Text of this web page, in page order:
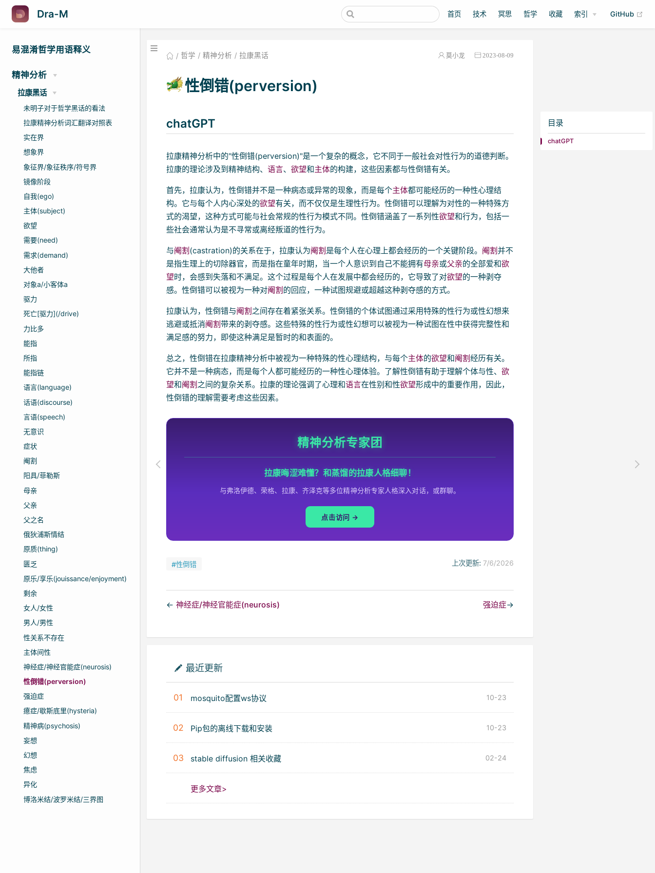
Dra-M 首页 技术 冥思 哲学 收藏 索引 GitHub
易混淆哲学用语释义
精神分析
拉康黑话
未明子对于哲学黑话的看法
拉康精神分析词汇翻译对照表
实在界
想象界
象征界/象征秩序/符号界
镜像阶段
自我(ego)
主体(subject)
欲望
需要(need)
需求(demand)
大他者
对象a/小客体a
驱力
死亡[驱力](/drive)
力比多
能指
所指
能指链
语言(language)
话语(discourse)
言语(speech)
无意识
症状
阉割
阳具/菲勒斯
母亲
父亲
父之名
俄狄浦斯情结
原质(thing)
匮乏
原乐/享乐(jouissance/enjoyment)
剩余
女人/女性
男人/男性
性关系不存在
主体间性
神经症/神经官能症(neurosis)
性倒错(perversion)
强迫症
癔症/歇斯底里(hysteria)
精神病(psychosis)
妄想
幻想
焦虑
异化
博洛米结/波罗米结/三界图
哲学 精神分析 拉康黑话 莫小龙 2023-08-09
目录
chatGPT
性倒错(perversion)
chatGPT
拉康精神分析中的"性倒错(perversion)"是一个复杂的概念，它不同于一般社会对性行为的道德判断。
拉康的理论涉及到精神结构、 语言、 欲望和主体的构建，这些因素都与性倒错有关。
首先，拉康认为，性倒错并不是一种病态或异常的现象，而是每个主体都可能经历的一种性心理结
构。它与每个人内心深处的欲望有关，而不仅仅是生理性行为。性倒错可以理解为对性的一种特殊方
式的渴望，这种方式可能与社会常规的性行为模式不同。性倒错涵盖了一系列性欲望和行为，包括一
些社会通常认为是不寻常或离经叛道的性行为。
与阉割 (castration)的关系在于，拉康认为阉割 是每个人在心理上都会经历的一个关键阶段。 阉割 并不
是指生理上的切除器官，而是指在童年时期，当一个人意识到自己不能拥有母亲或父亲的全部爱和欲
望时，会感到失落和不满足。这个过程是每个人在发展中都会经历的，它导致了对欲望的一种剥夺
感。性倒错可以被视为一种对阉割 的回应，一种试图规避或超越这种剥夺感的方式。
拉康认为，性倒错与阉割 之间存在着紧张关系。性倒错的个体试图通过采用特殊的性行为或性幻想来
逃避或抵消阉割 带来的剥夺感。这些特殊的性行为或性幻想可以被视为一种试图在性中获得完整性和
满足感的努力，即使这种满足是暂时的和表面的。
总之，性倒错在拉康精神分析中被视为一种特殊的性心理结构，与每个主体的欲望和阉割 经历有关。
它并不是一种病态，而是每个人都可能经历的一种性心理体验。了解性倒错有助于理解个体与性、 欲
望和阉割 之间的复杂关系。拉康的理论强调了心理和语言在性别和性欲望形成中的重要作用，因此，
性倒错的理解需要考虑这些因素。
精神分析专家团
拉康晦涩难懂？和蒸馏的拉康人格细聊！
与弗洛伊德、荣格、拉康、齐泽克等多位精神分析专家人格深入对话，或群聊。
点击访问 →
#性倒错 上次更新: 7/6/2026
← 神经症/神经官能症(neurosis) 强迫症→
最近更新
01 mosquito配置ws协议 10-23
02 Pip包的离线下载和安装 10-23
03 stable diffusion 相关收藏 02-24
更多文章>